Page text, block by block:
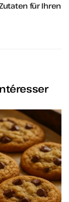
für Ihren